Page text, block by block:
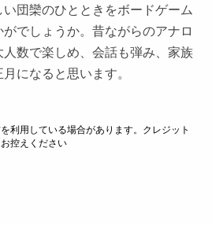
団欒のひとときをボードゲーム
でしょうか。昔ながらのアナロ
数で楽しめ、会話も弾み、家族
になると思います。
利用している場合があります。クレジット
控えください